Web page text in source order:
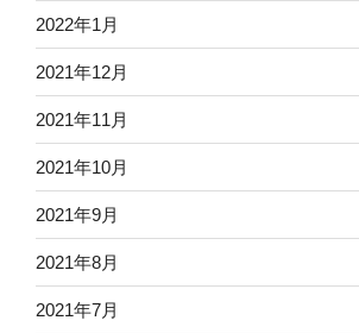
2022年1月
2021年12月
2021年11月
2021年10月
2021年9月
2021年8月
2021年7月